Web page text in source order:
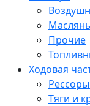
Прочие
Ходовая
Тяги и